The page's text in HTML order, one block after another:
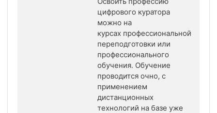
цифрового куратора
можно на
курсах профессиональной
переподготовки или
профессионального
обучения. Обучение
проводится очно, с
применением
дистанционных
технологий на базе уже